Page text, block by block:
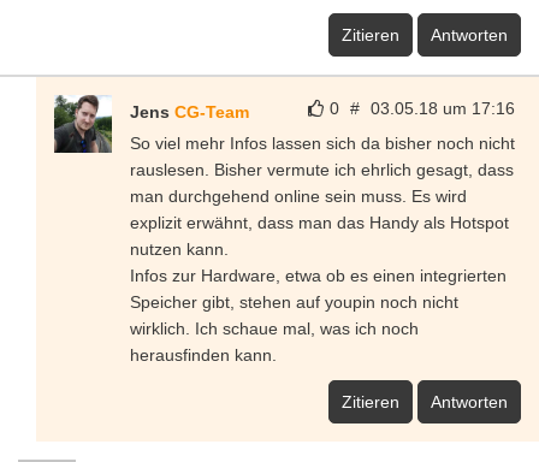
Zitieren Antworten
0 # 03.05.18 um 17:16
Jens CG-Team
So viel mehr Infos lassen sich da bisher noch nicht
rauslesen. Bisher vermute ich ehrlich gesagt, dass
man durchgehend online sein muss. Es wird
explizit erwähnt, dass man das Handy als Hotspot
nutzen kann.
Infos zur Hardware, etwa ob es einen integrierten
Speicher gibt, stehen auf youpin noch nicht
wirklich. Ich schaue mal, was ich noch
herausfinden kann.
Zitieren Antworten